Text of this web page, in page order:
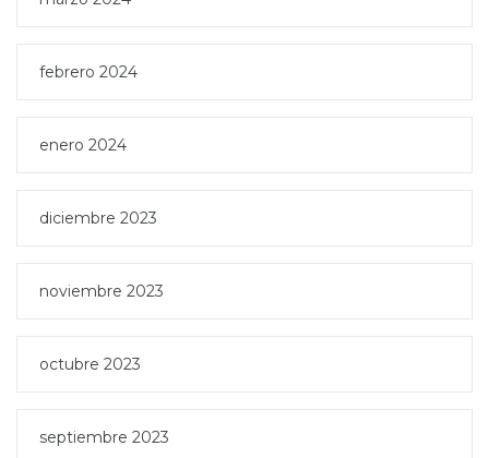
febrero 2024
enero 2024
diciembre 2023
noviembre 2023
octubre 2023
septiembre 2023